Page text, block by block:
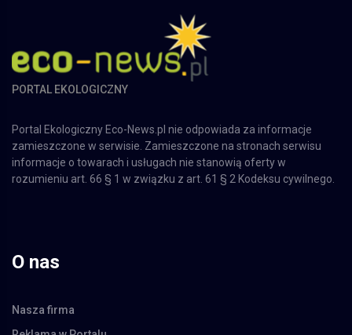
PORTAL EKOLOGICZNY
Portal Ekologiczny Eco-News.pl nie odpowiada za informacje
zamieszczone w serwisie. Zamieszczone na stronach serwisu
informacje o towarach i usługach nie stanowią oferty w
rozumieniu art. 66 § 1 w związku z art. 61 § 2 Kodeksu cywilnego.
O nas
Nasza firma